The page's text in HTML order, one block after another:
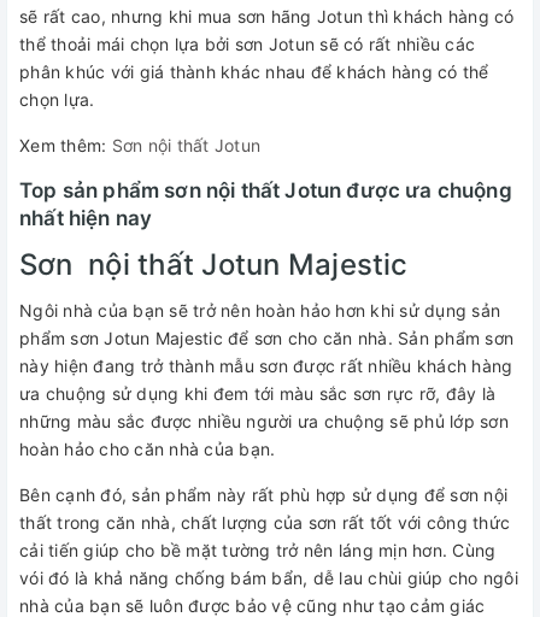
sẽ rất cao, nhưng khi mua sơn hãng Jotun thì khách hàng có
thể thoải mái chọn lựa bởi sơn Jotun sẽ có rất nhiều các
phân khúc với giá thành khác nhau để khách hàng có thể
chọn lựa.
Xem thêm: Sơn nội thất Jotun
Top sản phẩm sơn nội thất Jotun được ưa chuộng
nhất hiện nay
Sơn nội thất Jotun Majestic
Ngôi nhà của bạn sẽ trở nên hoàn hảo hơn khi sử dụng sản
phẩm sơn Jotun Majestic để sơn cho căn nhà. Sản phẩm sơn
này hiện đang trở thành mẫu sơn được rất nhiều khách hàng
ưa chuộng sử dụng khi đem tới màu sắc sơn rực rỡ, đây là
những màu sắc được nhiều người ưa chuộng sẽ phủ lớp sơn
hoàn hảo cho căn nhà của bạn.
Bên cạnh đó, sản phẩm này rất phù hợp sử dụng để sơn nội
thất trong căn nhà, chất lượng của sơn rất tốt với công thức
cải tiến giúp cho bề mặt tường trở nên láng mịn hơn. Cùng
vói đó là khả năng chống bám bẩn, dễ lau chùi giúp cho ngôi
nhà của bạn sẽ luôn được bảo vệ cũng như tạo cảm giác